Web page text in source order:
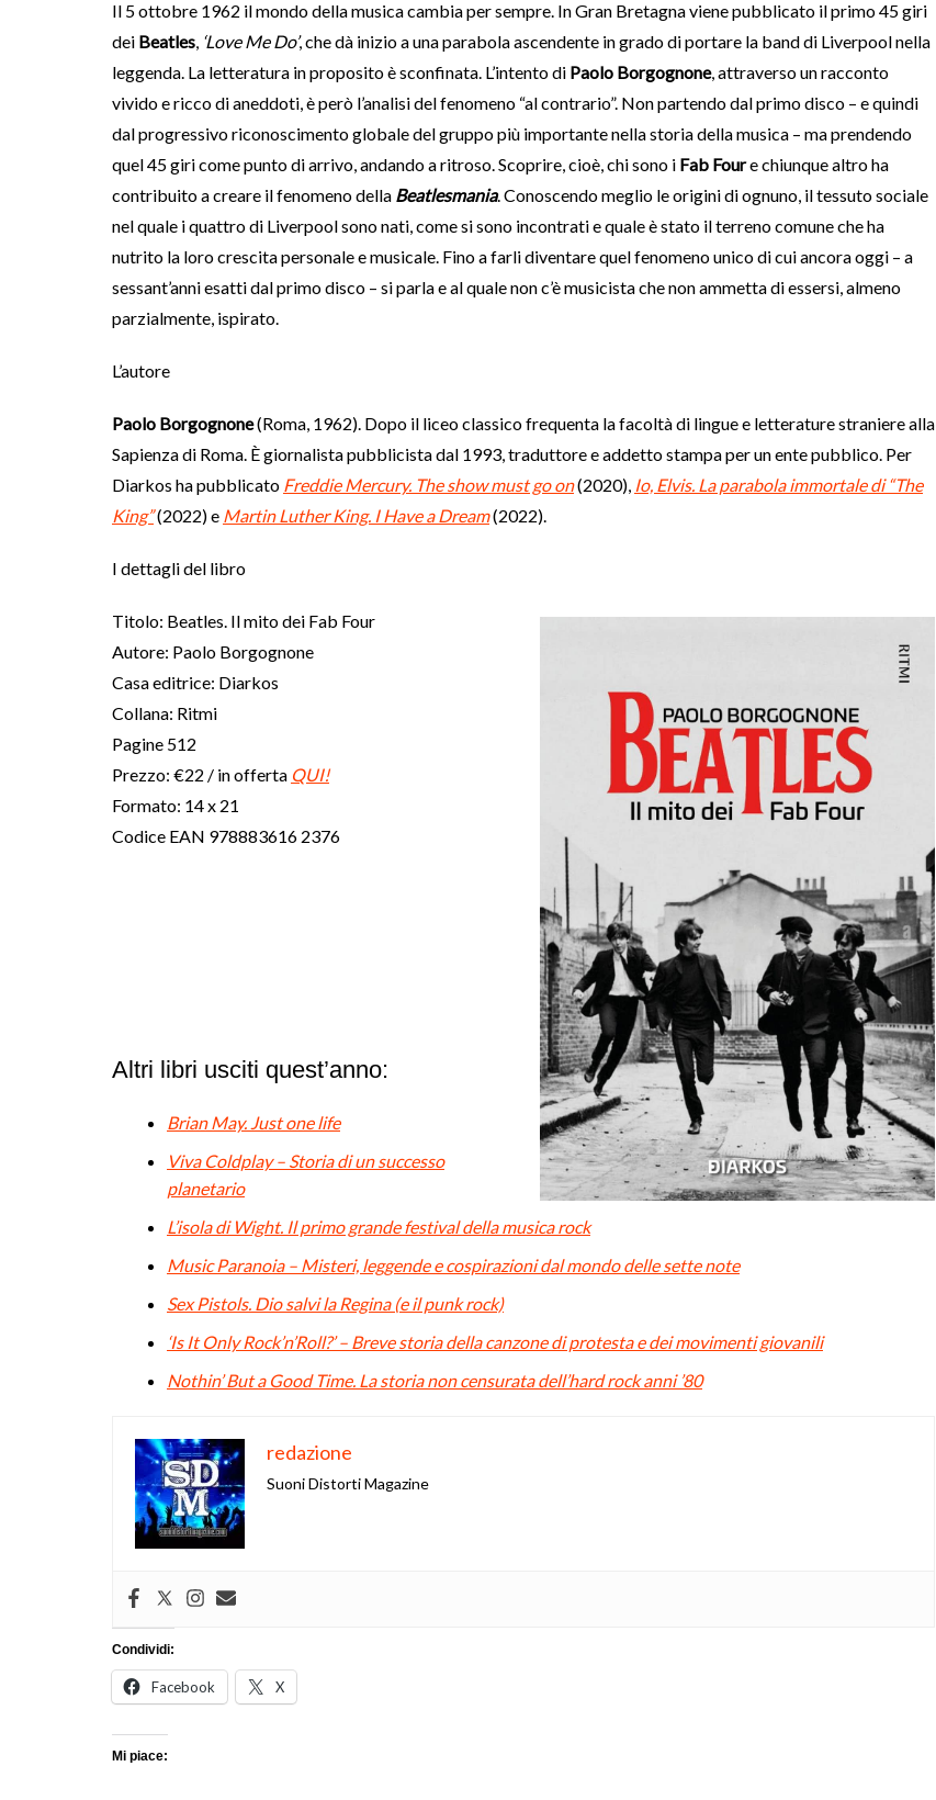
Il 5 ottobre 1962 il mondo della musica cambia per sempre. In Gran Bretagna viene pubblicato il primo 45 giri
dei Beatles ‘Love Me Do’, che dà inizio a una parabola ascendente in grado di portare la band di Liverpool nella
leggenda. La letteratura in proposito è sconfinata. L’intento di Paolo Borgognone, attraverso un racconto
vivido e ricco di aneddoti, è però l’analisi del fenomeno “al contrario”. Non partendo dal primo disco – e quindi
dal progressivo riconoscimento globale del gruppo più importante nella storia della musica – ma prendendo
quel 45 giri come punto di arrivo, andando a ritroso. Scoprire, cioè, chi sono i Fab Foure chiunque altro ha
contribuito a creare il fenomeno della Beatlesmania. Conoscendo meglio le origini di ognuno, il tessuto sociale
nel quale i quattro di Liverpool sono nati, come si sono incontrati e quale è stato il terreno comune che ha
nutrito la loro crescita personale e musicale. Fino a farli diventare quel fenomeno unico di cui ancora oggi – a
sessant’anni esatti dal primo disco – si parla e al quale non c’è musicista che non ammetta di essersi, almeno
parzialmente, ispirato.
L’autore
Paolo Borgognone(Roma, 1962). Dopo il liceo classico frequenta la facoltà di lingue e letterature straniere alla
Sapienza di Roma. È giornalista pubblicista dal 1993, traduttore e addetto stampa per un ente pubblico. Per
Diarkos ha pubblicato Freddie Mercury. The show must go on(2020), Io, Elvis. La parabola immortale di “The
King”(2022) e Martin Luther King. I Have a Dream(2022).
I dettagli del libro
Titolo: Beatles. Il mito dei Fab Four
Autore: Paolo Borgognone
Casa editrice: Diarkos
Collana: Ritmi
Pagine 512
Prezzo: €22 / in offerta QUI!
Formato: 14 x 21
Codice EAN 978883616 2376
Altri libri usciti quest’anno:
Brian May. Just one life
Viva Coldplay – Storia di un successo
planetario
L’isola di Wight. Il primo grande festival della musica rock
Music Paranoia – Misteri, leggende e cospirazioni dal mondo delle sette note
Sex Pistols. Dio salvi la Regina (e il punk rock)
‘Is It Only Rock’n’Roll?’ – Breve storia della canzone di protesta e dei movimenti giovanili
Nothin’ But a Good Time. La storia non censurata dell’hard rock anni ’80
redazione
Suoni Distorti Magazine
Condividi:
Facebook X
Mi piace: